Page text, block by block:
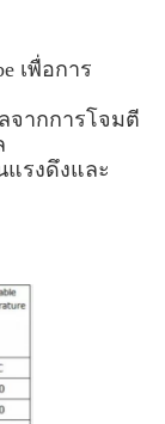
เพื่อการ
จากการโจมตี
รงดึงและ